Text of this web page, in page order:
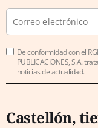
De conformidad con el
PUBLICACIONES, S.A.
noticias de actualidad.
Castellón,